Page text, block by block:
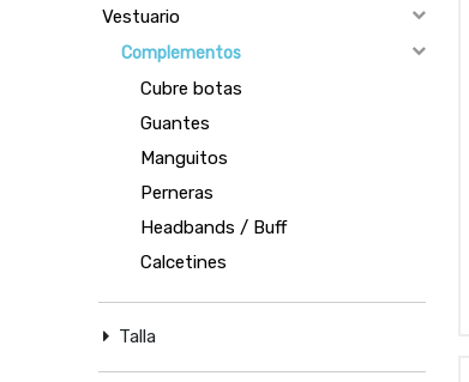
Vestuario
Complementos
Cubre botas
Guantes
Manguitos
Perneras
Headbands / Buff
Calcetines
Talla